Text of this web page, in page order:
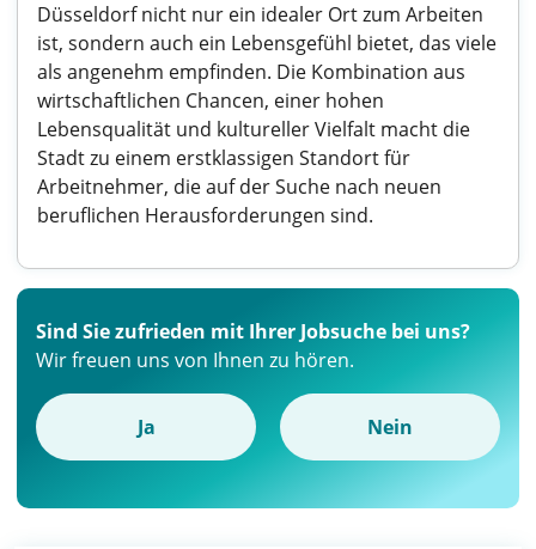
Düsseldorf nicht nur ein idealer Ort zum Arbeiten
ist, sondern auch ein Lebensgefühl bietet, das viele
als angenehm empfinden. Die Kombination aus
wirtschaftlichen Chancen, einer hohen
Lebensqualität und kultureller Vielfalt macht die
Stadt zu einem erstklassigen Standort für
Arbeitnehmer, die auf der Suche nach neuen
beruflichen Herausforderungen sind.
Sind Sie zufrieden mit Ihrer Jobsuche bei uns?
Wir freuen uns von Ihnen zu hören.
Ja Nein